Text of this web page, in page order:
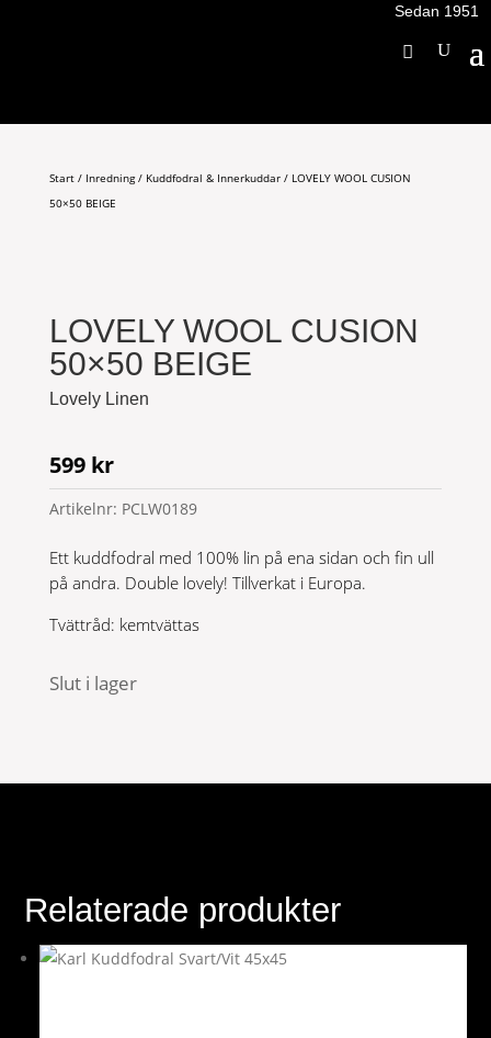
Sedan 1951
Start/ Inredning/ Kuddfodral & Innerkuddar/ LOVELY WOOL CUSION
50×50 BEIGE
LOVELY WOOL CUSION
50×50 BEIGE
Lovely Linen
599 kr
Artikelnr: PCLW0189
Ett kuddfodral med 100% lin på ena sidan och fin ull
på andra. Double lovely! Tillverkat i Europa.
Tvättråd: kemtvättas
Slut i lager
Relaterade produkter